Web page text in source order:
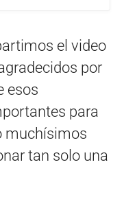
el video
por
esos
para
muchísimos
tan solo una